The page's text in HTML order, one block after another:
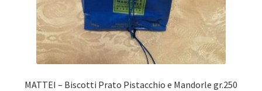
MATTEI – Biscotti Prato Pistacchio e Mandorle gr.250